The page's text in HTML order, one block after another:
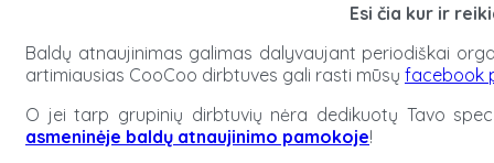
Esi čia kur ir
Baldų atnaujinimas galimas dalyvaujant periodiškai
artimiausias CooCoo dirbtuves gali rasti mūsų facebook
O jei tarp grupinių dirbtuvių nėra dedikuotų Tavo
asmeninėje baldų atnaujinimo pamokoje!